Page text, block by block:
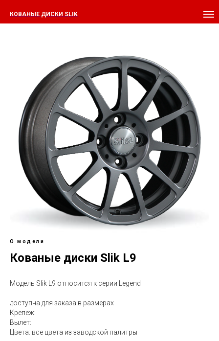
КОВАНЫЕ ДИСКИ SLIK
О модели
Кованые диски Slik L9
Модель Slik L9 относится к серии Legend
доступна для заказа в размерах
Крепеж:
Вылет:
Цвета: все цвета из заводской палитры